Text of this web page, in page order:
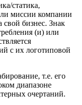
статика,
миссии компании
свой бизнес. Знак
(и) или
с их логотиповой
т.е. его
диапазоне
очертаний.